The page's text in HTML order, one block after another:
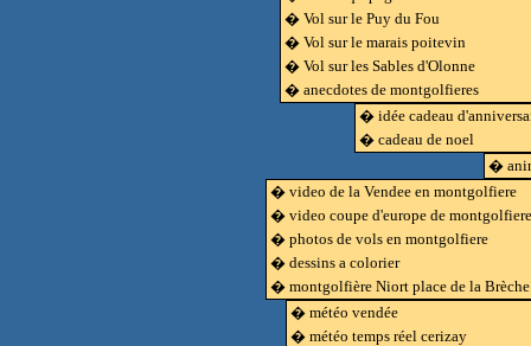
� Vol sur le Puy du Fou
� Vol sur le marais poitevin
� Vol sur les Sables d'Olonne
� anecdotes de montgolfieres
� idée cadeau
� cadeau de noel
�
� video de la Vendee en montgolfiere
� video coupe d'europe de montgolfiere
� photos de vols en montgolfiere
� dessins a colorier
� montgolfière Niort place de la Brèche
� météo vendée
� météo temps réel cerizay